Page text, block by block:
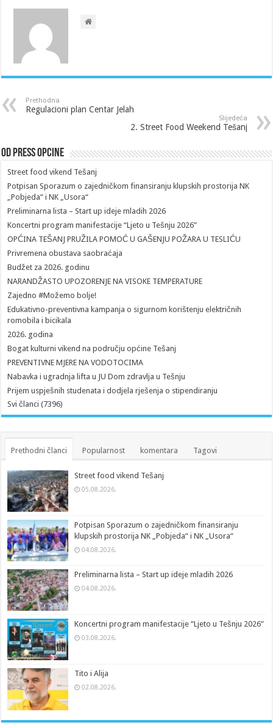
Prethodna
Regulacioni plan Centar Jelah
Slijedeća
2. Street Food Weekend Tešanj
Od Press Opcine
Street food vikend Tešanj
Potpisan Sporazum o zajedničkom finansiranju klupskih prostorija NK
„Pobjeda“ i NK „Usora“
Preliminarna lista – Start up ideje mladih 2026
Koncertni program manifestacije “Ljeto u Tešnju 2026”
OPĆINA TEŠANJ PRUŽILA POMOĆ U GAŠENJU POŽARA U TESLIĆU
Privremena obustava saobraćaja
Budžet za 2026. godinu
NARANDŽASTO UPOZORENJE NA VISOKE TEMPERATURE
Zajedno #Možemo bolje!
Edukativno-preventivna kampanja o sigurnom korištenju električnih
romobila i bicikala
2026. godina
Bogat kulturni vikend na području općine Tešanj
PREVENTIVNE MJERE NA VODOTOCIMA
Nabavka i ugradnja lifta u JU Dom zdravlja u Tešnju
Prijem uspješnih studenata i dodjela rješenja o stipendiranju
Svi članci (7396)
Prethodni članci Popularnost komentara Tagovi
Street food vikend Tešanj
05.08.2026.
Potpisan Sporazum o zajedničkom finansiranju
klupskih prostorija NK „Pobjeda“ i NK „Usora“
04.08.2026.
Preliminarna lista – Start up ideje mladih 2026
04.08.2026.
Koncertni program manifestacije “Ljeto u Tešnju 2026”
03.08.2026.
Tito i Alija
02.08.2026.